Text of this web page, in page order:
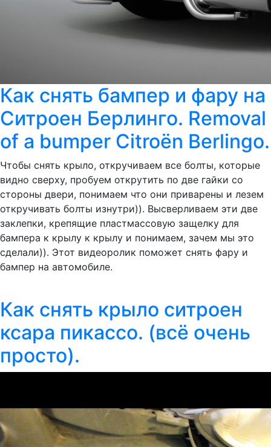
Как снять бампер и фару на
Cитроен Берлинго. Removal
of a bumper Citroën Berlingo.
Чтобы снять крыло, откручиваем все болты, которые
видно сверху, пробуем открутить по две гайки со
стороны двери, понимаем что они приварены и лезем
откручивать болты изнутри)). Высверливаем эти две
заклепки, крепящие пластмассовую защелку для
бампера к крылу к крылу и понимаем, зачем мы это
сделали)). Этот видеоролик поможет снять фару и
бампер на автомобиле.
Как снять крыло ситроен
ксара пикассо. (всё очень
просто).